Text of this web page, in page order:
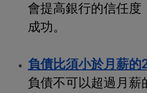
會提高銀行的信任度
成功。
負債比須小於月薪的
負債不可以超過月薪